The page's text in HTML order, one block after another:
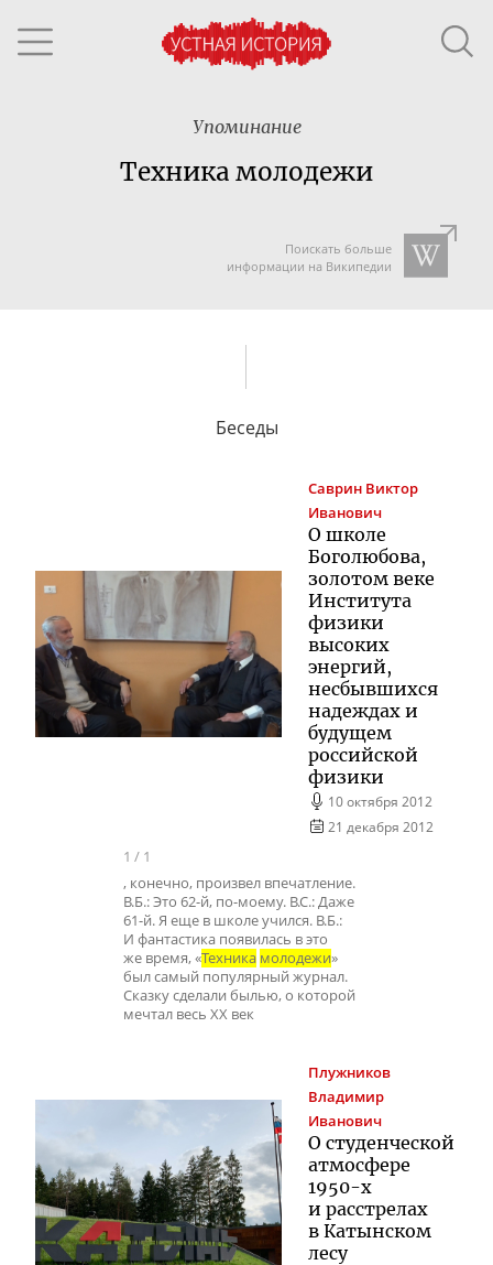
Упоминание
Техника молодежи
Поискать больше
информации на Википедии
Беседы
Саврин Виктор
Иванович
О школе
Боголюбова,
золотом веке
Института
физики
высоких
энергий,
несбывшихся
надеждах и
будущем
российской
физики
10 октября 2012
21 декабря 2012
1 / 1
, конечно, произвел впечатление.
В.Б.: Это 62-й, по-моему. В.С.: Даже
61-й. Я еще в школе учился. В.Б.:
И фантастика появилась в это
же время, «Техника молодежи»
был самый популярный журнал.
Сказку сделали былью, о которой
мечтал весь XX век
Плужников
Владимир
Иванович
О студенческой
атмосфере
1950-х
и расстрелах
в Катынском
лесу